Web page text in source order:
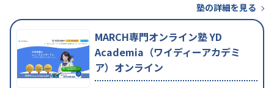
塾の詳細を見る
MARCH専門オンライン塾 YD
Academia（ワイディーアカデミ
ア）オンライン